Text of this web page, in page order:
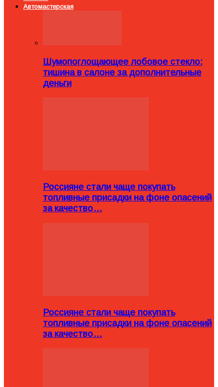
Автомастерская
Шумопоглощающее лобовое стекло:
тишина в салоне за дополнительные
деньги
Россияне стали чаще покупать
топливные присадки на фоне опасений
за качество…
Россияне стали чаще покупать
топливные присадки на фоне опасений
за качество…